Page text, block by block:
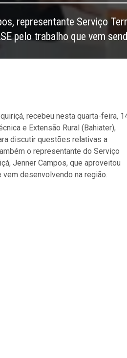
representante Serviço
pelo trabalho que vem
recebeu nesta quarta-feira,
e Extensão Rural (Bahiater),
discutir questões relativas a
o representante do Serviço
Jenner Campos, que aproveitou
vem desenvolvendo na região.